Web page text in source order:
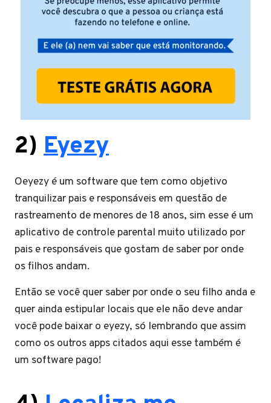
2) Eyezy
Oeyezy é um software que tem como objetivo
tranquilizar pais e responsáveis em questão de
rastreamento de menores de 18 anos, sim esse é um
aplicativo de controle parental muito utilizado por
pais e responsáveis que gostam de saber por onde
os filhos andam.
Então se você quer saber por onde o seu filho anda e
quer ainda estipular locais que ele não deve andar
você pode baixar o eyezy, só lembrando que assim
como os outros apps citados aqui esse também é
um software pago!